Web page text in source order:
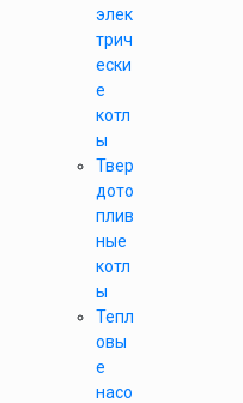
элек
трич
ески
е
котл
ы
Твер
дото
плив
ные
котл
ы
Тепл
овы
е
насо